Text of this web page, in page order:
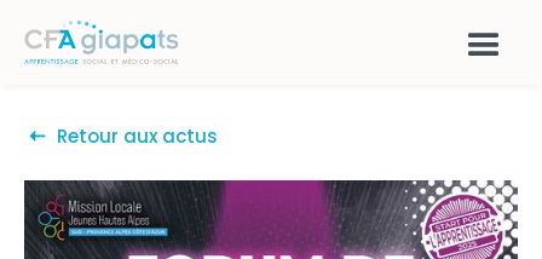
Retour aux actus